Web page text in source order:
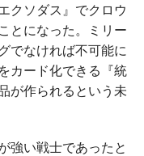
クソダス』でクロウ
とになった。ミリー
でなければ不可能に
カード化できる『統
が作られるという未
強い戦士であったと